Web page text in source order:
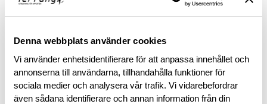
Denna webbplats använder cookies
Vi använder enhetsidentifierare för att anpassa innehållet och
annonserna till användarna, tillhandahålla funktioner för
sociala medier och analysera vår trafik. Vi vidarebefordrar
även sådana identifierare och annan information från din